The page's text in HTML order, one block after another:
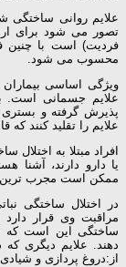
تصور می شود برای
فردیت) است با چنین
محسوب می شود.
ویژگی اساسی بیماران
علایم جسمانی است.
پذیرش گرفته و
علایم را تقلید کنند
افراد مبتلا به
یا دارو دارند، آشنا
ممکن است مجرب ترین
در اختلال ساختگی
مراقبت وی قرار دارد
ساختگی این است که
دهند. علایم دیگری
از:دروغ پردازی و